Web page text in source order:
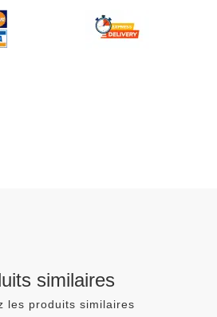
similaires
les produits similaires